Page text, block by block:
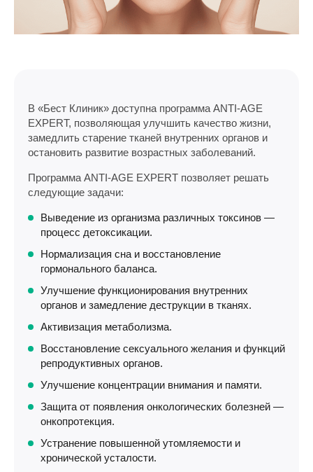
В «Бест Клиник» доступна программа ANTI-AGE
EXPERT, позволяющая улучшить качество жизни,
замедлить старение тканей внутренних органов и
остановить развитие возрастных заболеваний.
Программа ANTI-AGE EXPERT позволяет решать
следующие задачи:
Выведение из организма различных токсинов —
процесс детоксикации.
Нормализация сна и восстановление
гормонального баланса.
Улучшение функционирования внутренних
органов и замедление деструкции в тканях.
Активизация метаболизма.
Восстановление сексуального желания и функций
репродуктивных органов.
Улучшение концентрации внимания и памяти.
Защита от появления онкологических болезней —
онкопротекция.
Устранение повышенной утомляемости и
хронической усталости.